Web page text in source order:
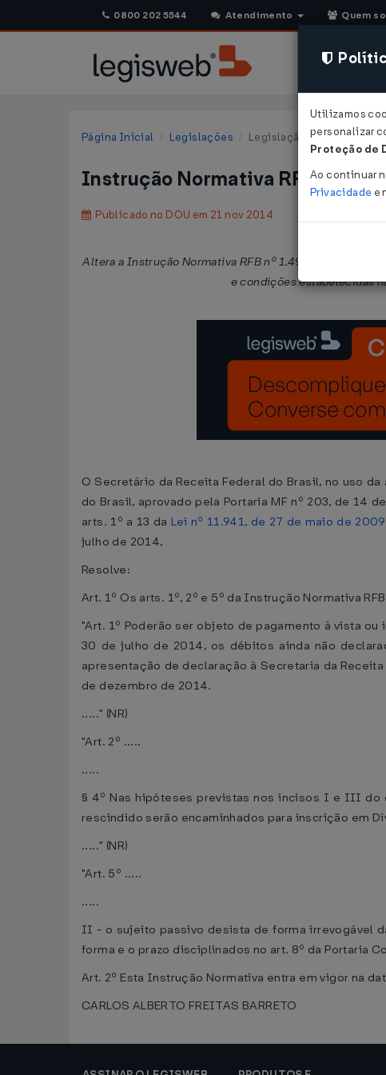
0800 202 5544 Atendimento Quem
Página Inicial Legislações Legislação Federal
Instrução Normativa RFB Nº
Publicado no DOU em 21 nov 2014
Altera a Instrução Normativa RFB nº 1.491, de 19 de
e condições estabelecidas
O Secretário da Receita Federal do Brasil, no uso
do Brasil, aprovado pela Portaria MF nº 203, de 14
arts. 1º a 13 da Lei nº 11.941, de 27 de maio de 2009
julho de 2014,
Resolve:
Art. 1º Os arts. 1º, 2º e 5º da Instrução Normativa
"Art. 1º Poderão ser objeto de pagamento à vista
30 de julho de 2014, os débitos ainda não
apresentação de declaração à Secretaria da
de dezembro de 2014.
....." (NR)
"Art. 2º .....
.....
§ 4º Nas hipóteses previstas nos incisos I e III do
rescindido serão encaminhados para inscrição em
....." (NR)
"Art. 5º .....
.....
II - o sujeito passivo desista de forma irrevogável
forma e o prazo disciplinados no art. 8º da Portaria
Art. 2º Esta Instrução Normativa entra em vigor na
CARLOS ALBERTO FREITAS BARRETO
Utilizamos
personalizar
Proteção de
Ao continuar
Privacidade e